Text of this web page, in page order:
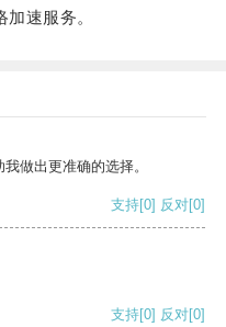
速服务。
做出更准确的选择。
支持[0] 反对[0]
支持[0] 反对[0]